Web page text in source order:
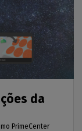
da
PrimeCenter